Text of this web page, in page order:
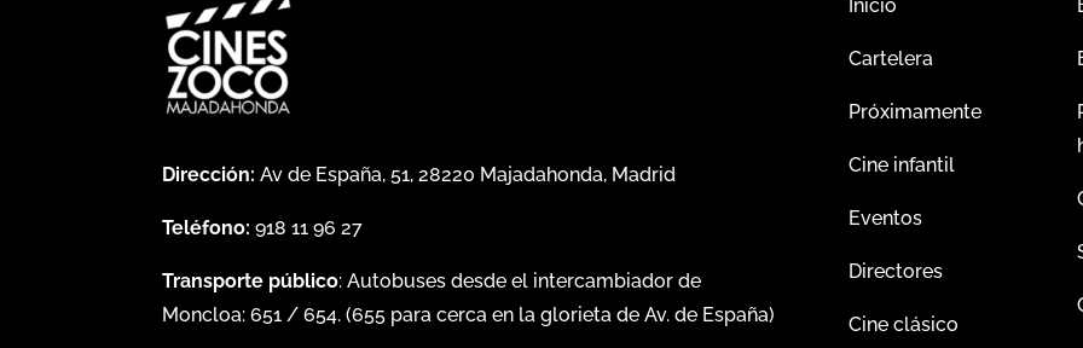
Dirección: Av de España, 51, 28220 Majadahonda, Madrid
Teléfono: 918 11 96 27
Transporte público: Autobuses desde el intercambiador de
Moncloa:651 /654. (655 para cerca en la glorieta de Av. de España)
Inicio
Cartelera
Próximamente
Cine infantil
Eventos
Directores
Cine clásico